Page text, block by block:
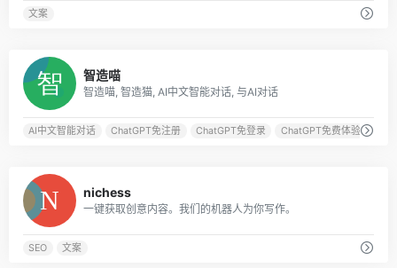
文案
智造喵
智造喵, 智造猫, AI中文智能对话, 与AI对话
AI中文智能对话 ChatGPT免注册 ChatGPT免登录 ChatGPT免费体验
nichess
一键获取创意内容。我们的机器人为你写作。
SEO 文案